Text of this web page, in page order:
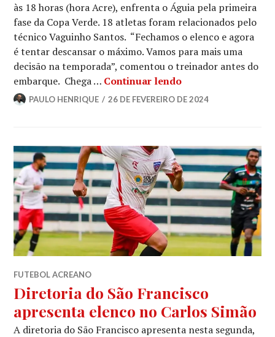
às 18 horas (hora Acre), enfrenta o Águia pela primeira
fase da Copa Verde. 18 atletas foram relacionados pelo
técnico Vaguinho Santos. “Fechamos o elenco e agora
é tentar descansar o máximo. Vamos para mais uma
decisão na temporada”, comentou o treinador antes do
embarque. Chega … Continuar lendo
PAULO HENRIQUE 26 DE FEVEREIRO DE 2024
FUTEBOL ACREANO
Diretoria do São Francisco
apresenta elenco no Carlos Simão
A diretoria do São Francisco apresenta nesta segunda,